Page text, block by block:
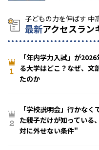
最新アクセスラン
1
「年内学力入試」が
る大学はどこ？なぜ、文
たのか
2
「学校説明会」行かなく
た親子だけが知っている
対に外せない条件"